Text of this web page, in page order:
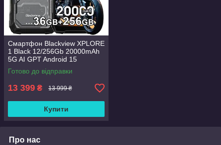
Смартфон Blackview XPLORE
1 Black 12/256Gb 20000mAh
5G AI GPT Android 15
GLOBAL
Готово до відправки
13 399 ₴ 13 999 ₴
Купити
Про нас